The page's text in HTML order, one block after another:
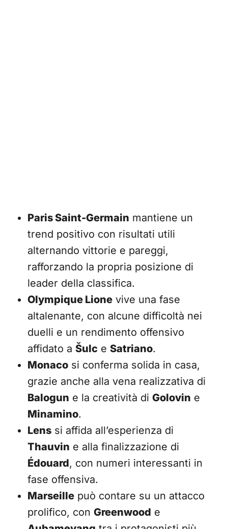
Paris Saint-Germain mantiene un
trend positivo con risultati utili
alternando vittorie e pareggi,
rafforzando la propria posizione di
leader della classifica.
Olympique Lione vive una fase
altalenante, con alcune difficoltà nei
duelli e un rendimento offensivo
affidato a Šulc e Satriano.
Monaco si conferma solida in casa,
grazie anche alla vena realizzativa di
Balogun e la creatività di Golovin e
Minamino.
Lens si affida all’esperienza di
Thauvin e alla finalizzazione di
Édouard, con numeri interessanti in
fase offensiva.
Marseille può contare su un attacco
prolifico, con Greenwood e